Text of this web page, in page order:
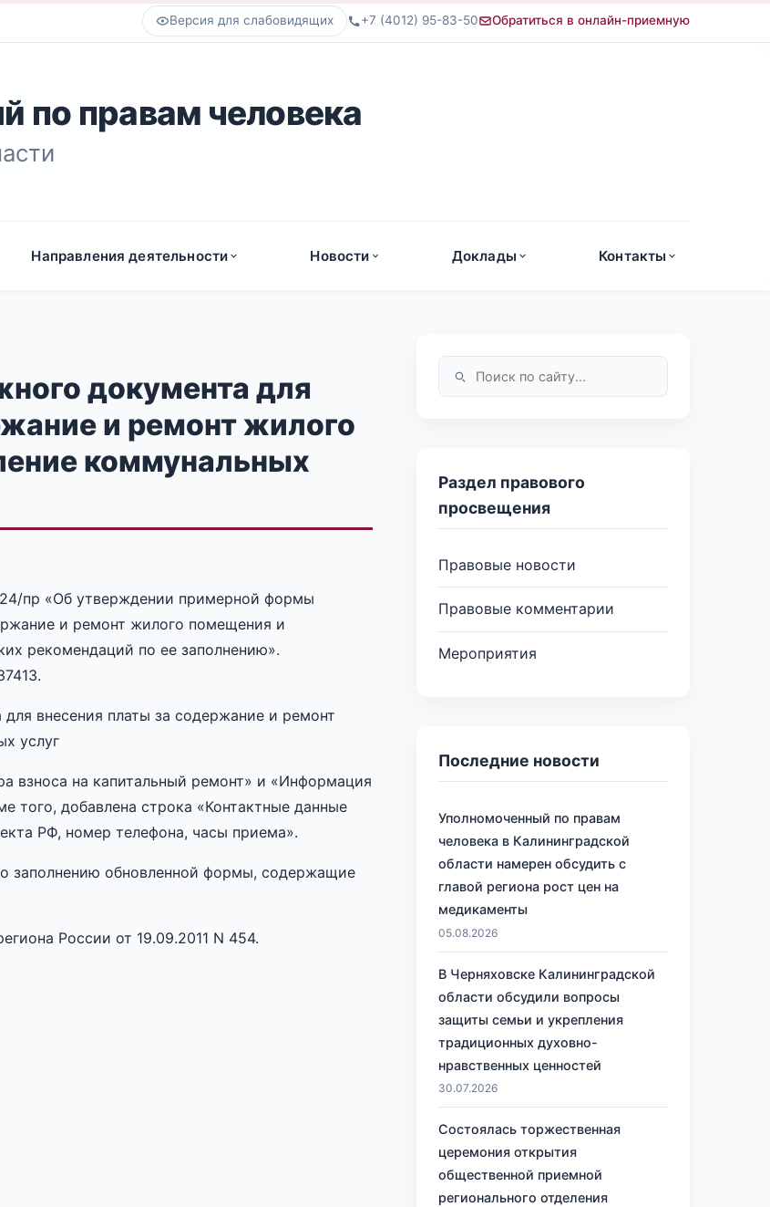
Версия для слабовидящих +7 (4012) 95-83-50 Обратиться в онлайн-приемную
по правам человека
Направления деятельности Новости Доклады Контакты
документа для
и ремонт жилого
коммунальных
пр «Об утверждении примерной формы
и ремонт жилого помещения и
рекомендаций по ее заполнению».
внесения платы за содержание и ремонт
услуг
взноса на капитальный ремонт» и «Информация
того, добавлена строка «Контактные данные
РФ, номер телефона, часы приема».
заполнению обновленной формы, содержащие
России от 19.09.2011 N 454.
Раздел правового
просвещения
Правовые новости
Правовые комментарии
Мероприятия
Последние новости
Уполномоченный по правам
человека в Калининградской
области намерен обсудить с
главой региона рост цен на
медикаменты
05.08.2026
В Черняховске Калининградской
области обсудили вопросы
защиты семьи и укрепления
традиционных духовно-
нравственных ценностей
30.07.2026
Состоялась торжественная
церемония открытия
общественной приемной
регионального отделения